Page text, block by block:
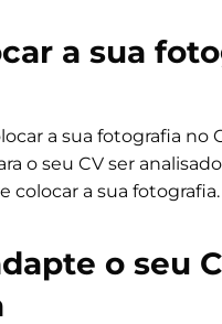
a sua
a sua fotografia no
o seu CV ser
colocar a sua fotografia.
o seu